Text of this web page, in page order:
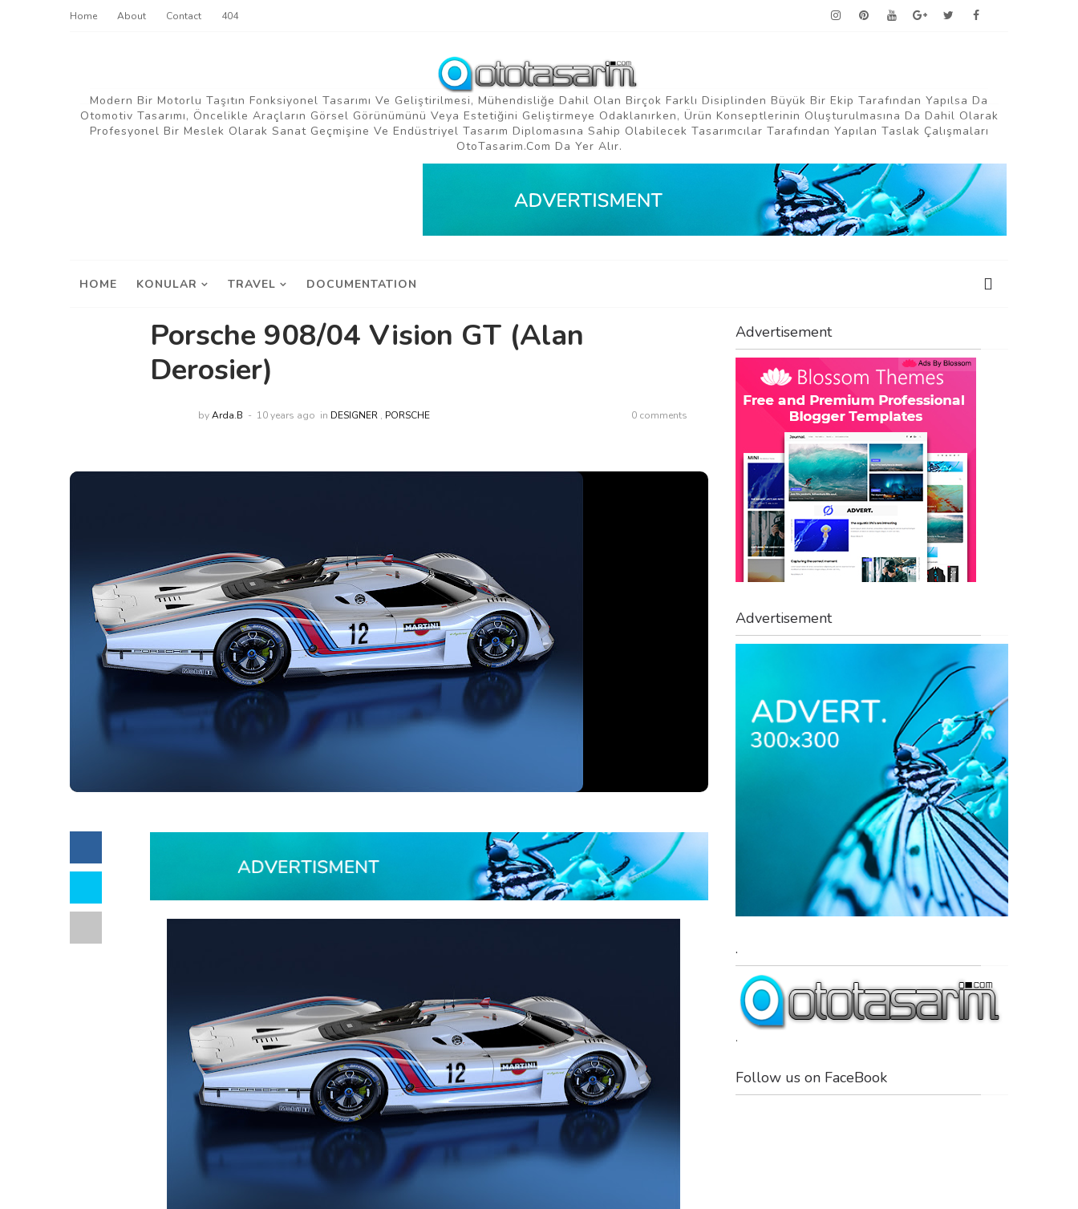
Home About Contact 404
Modern Bir Motorlu Taşıtın Fonksiyonel Tasarımı Ve Geliştirilmesi, Mühendisliğe Dahil Olan Birçok Farklı Disiplinden Büyük Bir Ekip Tarafından Yapılsa Da
Otomotiv Tasarımı, Öncelikle Araçların Görsel Görünümünü Veya Estetiğini Geliştirmeye Odaklanırken, Ürün Konseptlerinin Oluşturulmasına Da Dahil Olarak
Profesyonel Bir Meslek Olarak Sanat Geçmişine Ve Endüstriyel Tasarım Diplomasına Sahip Olabilecek Tasarımcılar Tarafından Yapılan Taslak Çalışmaları
OtoTasarim.com Da Yer Alır.
HOME KONULAR TRAVEL DOCUMENTATION
Porsche 908/04 Vision GT (Alan
Derosier)
byArda.B 10 years ago in DESIGNER , PORSCHE 0 comments
Advertisement
Advertisement
.
.
Follow us on FaceBook